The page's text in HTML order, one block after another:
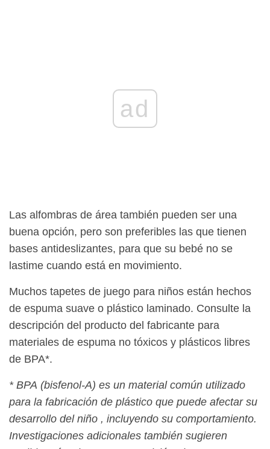
ad
Las alfombras de área también pueden ser una
buena opción, pero son preferibles las que tienen
bases antideslizantes, para que su bebé no se
lastime cuando está en movimiento.
Muchos tapetes de juego para niños están hechos
de espuma suave o plástico laminado. Consulte la
descripción del producto del fabricante para
materiales de espuma no tóxicos y plásticos libres
de BPA*.
* BPA (bisfenol-A) es un material común utilizado
para la fabricación de plástico que puede afectar su
desarrollo del niño , incluyendo su comportamiento.
Investigaciones adicionales también sugieren